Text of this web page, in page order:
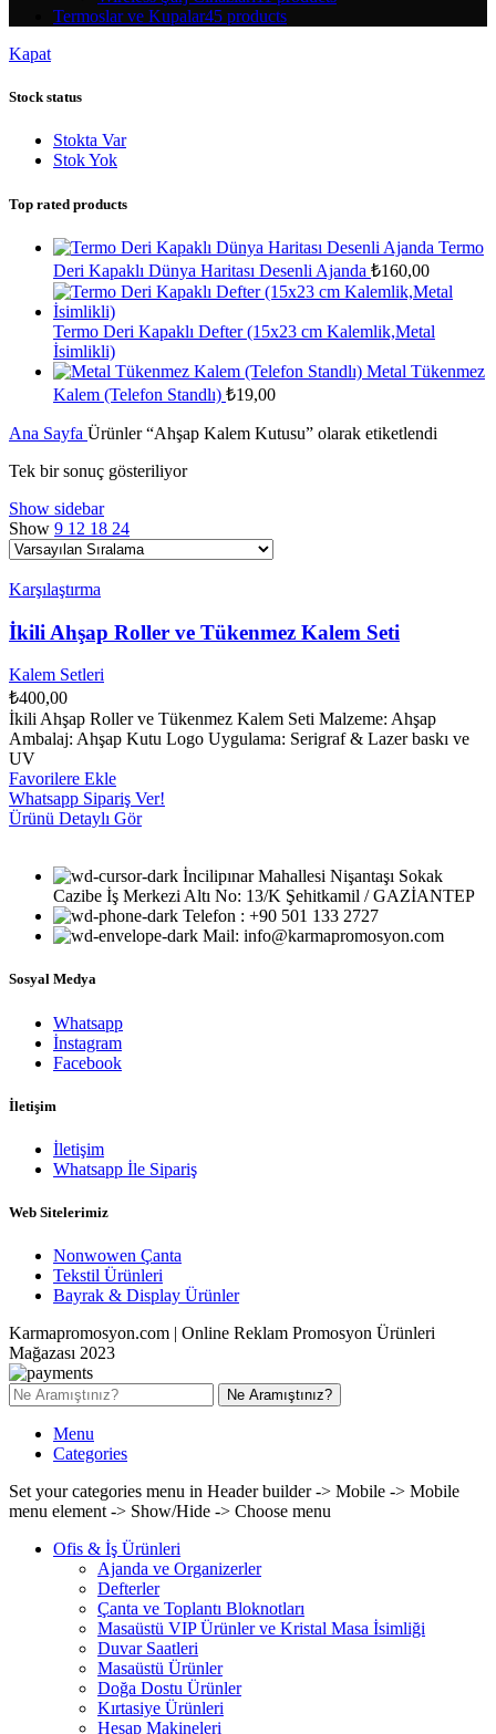
Termoslar ve Kupalar45 products
Kapat
Stock status
Stokta Var
Stok Yok
Top rated products
Termo
Deri Kapaklı Dünya Haritası Desenli Ajanda ₺160,00
Termo Deri Kapaklı Defter (15x23 cm Kalemlik,Metal
İsimlikli)
Metal Tükenmez
Kalem (Telefon Standlı) ₺19,00
Ana Sayfa Ürünler “Ahşap Kalem Kutusu” olarak etiketlendi
Tek bir sonuç gösteriliyor
Show sidebar
Show 9 12 18 24
Karşılaştırma
İkili Ahşap Roller ve Tükenmez Kalem Seti
Kalem Setleri
₺400,00
İkili Ahşap Roller ve Tükenmez Kalem Seti Malzeme: Ahşap
Ambalaj: Ahşap Kutu Logo Uygulama: Serigraf & Lazer baskı ve
UV
Favorilere Ekle
Whatsapp Sipariş Ver!
Ürünü Detaylı Gör
İncilipınar Mahallesi Nişantaşı Sokak
Cazibe İş Merkezi Altı No: 13/K Şehitkamil / GAZİANTEP
Telefon : +90 501 133 2727
Mail: info@karmapromosyon.com
Sosyal Medya
Whatsapp
İnstagram
Facebook
İletişim
İletişim
Whatsapp İle Sipariş
Web Sitelerimiz
Nonwowen Çanta
Tekstil Ürünleri
Bayrak & Display Ürünler
Karmapromosyon.com | Online Reklam Promosyon Ürünleri
Mağazası 2023
Ne Aramıştınız?
Menu
Categories
Set your categories menu in Header builder -> Mobile -> Mobile
menu element -> Show/Hide -> Choose menu
Ofis & İş Ürünleri
Ajanda ve Organizerler
Defterler
Çanta ve Toplantı Bloknotları
Masaüstü VIP Ürünler ve Kristal Masa İsimliği
Duvar Saatleri
Masaüstü Ürünler
Doğa Dostu Ürünler
Kırtasiye Ürünleri
Hesap Makineleri